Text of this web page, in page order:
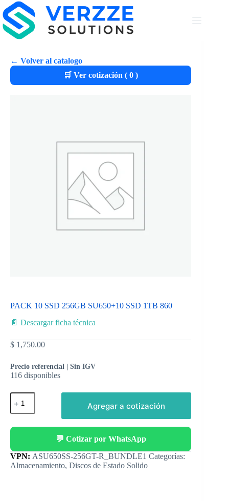
← Volver al catalogo
🛒 Ver cotización ( 0)
PACK 10 SSD 256GB SU650+10 SSD 1TB 860
📄 Descargar ficha técnica
$ 1,750.00
Precio referencial | Sin IGV
116 disponibles
Agregar a cotización
💬 Cotizar por WhatsApp
Categorías:
Almacenamiento, Discos de Estado Solido